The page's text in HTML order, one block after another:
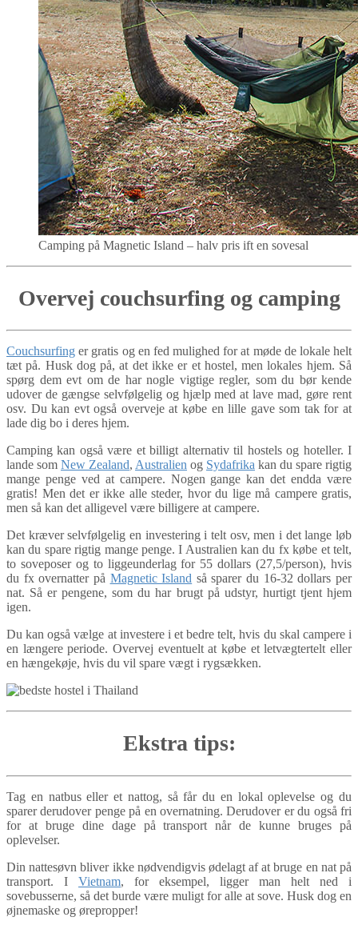
Camping på Magnetic Island – halv pris ift en sovesal
Overvej couchsurfing og camping
Couchsurfing er gratis og en fed mulighed for at møde de lokale helt
tæt på. Husk dog på, at det ikke er et hostel, men lokales hjem. Så
spørg dem evt om de har nogle vigtige regler, som du bør kende
udover de gængse selvfølgelig og hjælp med at lave mad, gøre rent
osv. Du kan evt også overveje at købe en lille gave som tak for at
lade dig bo i deres hjem.
Camping kan også være et billigt alternativ til hostels og hoteller. I
lande som New Zealand, Australien og Sydafrika kan du spare rigtig
mange penge ved at campere. Nogen gange kan det endda være
gratis! Men det er ikke alle steder, hvor du lige må campere gratis,
men så kan det alligevel være billigere at campere.
Det kræver selvfølgelig en investering i telt osv, men i det lange løb
kan du spare rigtig mange penge. I Australien kan du fx købe et telt,
to soveposer og to liggeunderlag for 55 dollars (27,5/person), hvis
du fx overnatter på Magnetic Island så sparer du 16-32 dollars per
nat. Så er pengene, som du har brugt på udstyr, hurtigt tjent hjem
igen.
Du kan også vælge at investere i et bedre telt, hvis du skal campere i
en længere periode. Overvej eventuelt at købe et letvægtertelt eller
en hængekøje, hvis du vil spare vægt i rygsækken.
Ekstra tips:
Tag en natbus eller et nattog, så får du en lokal oplevelse og du
sparer derudover penge på en overnatning. Derudover er du også fri
for at bruge dine dage på transport når de kunne bruges på
oplevelser.
Din nattesøvn bliver ikke nødvendigvis ødelagt af at bruge en nat på
transport. I Vietnam, for eksempel, ligger man helt ned i
sovebusserne, så det burde være muligt for alle at sove. Husk dog en
øjnemaske og ørepropper!